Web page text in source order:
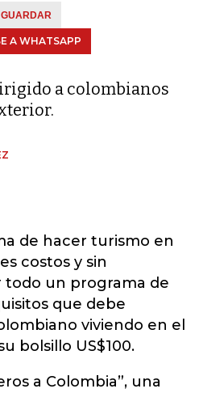
GUARDAR
A WHATSAPP
a colombianos
de hacer turismo en
costos y sin
todo un programa de
que debe
viviendo en el
bolsillo US$100.
a Colombia”, una